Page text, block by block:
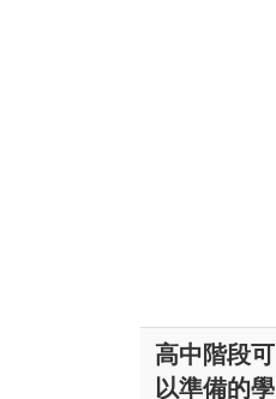
高中階段可
以準備的學